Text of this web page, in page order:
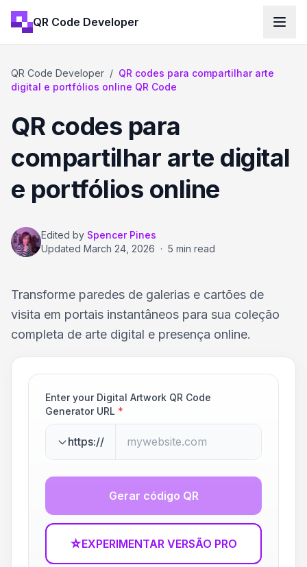
QR Code Developer
QR Code Developer / QR codes para compartilhar arte
digital e portfólios online QR Code
QR codes para
compartilhar arte digital
e portfólios online
Edited by Spencer Pines
Updated March 24, 2026 · 5 min read
Transforme paredes de galerias e cartões de
visita em portais instantâneos para sua coleção
completa de arte digital e presença online.
Enter your Digital Artwork QR Code
Generator URL *
https://
Gerar código QR
☆EXPERIMENTAR VERSÃO PRO